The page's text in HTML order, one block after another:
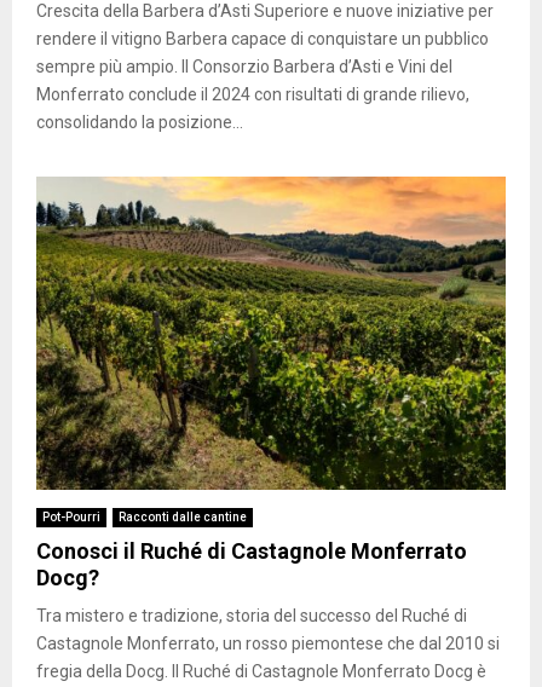
Crescita della Barbera d’Asti Superiore e nuove iniziative per
rendere il vitigno Barbera capace di conquistare un pubblico
sempre più ampio. Il Consorzio Barbera d’Asti e Vini del
Monferrato conclude il 2024 con risultati di grande rilievo,
consolidando la posizione...
Pot-Pourri Racconti dalle cantine
Conosci il Ruché di Castagnole Monferrato
Docg?
Tra mistero e tradizione, storia del successo del Ruché di
Castagnole Monferrato, un rosso piemontese che dal 2010 si
fregia della Docg. Il Ruché di Castagnole Monferrato Docg è